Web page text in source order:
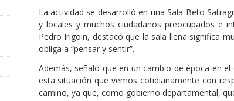
La actividad se desarrolló en una Sala Beto
y locales y muchos ciudadanos preocupados e
Pedro Irigoin, destacó que la sala llena significa
obliga a “pensar y sentir”.
Además, señaló que en un cambio de época en
esta situación que vemos cotidianamente con
camino, ya que, como gobierno departamental,